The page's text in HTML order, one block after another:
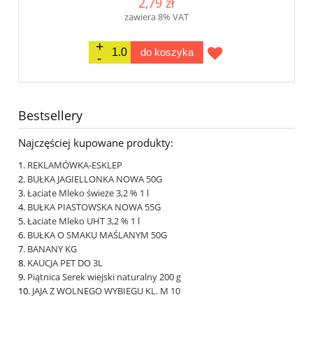
zawiera 8% VAT
do koszyka
Bestsellery
Najczęściej kupowane produkty:
REKLAMÓWKA-ESKLEP
BUŁKA JAGIELLONKA NOWA 50G
Łaciate Mleko świeże 3,2 % 1 l
BUŁKA PIASTOWSKA NOWA 55G
Łaciate Mleko UHT 3,2 % 1 l
BUŁKA O SMAKU MAŚLANYM 50G
BANANY KG
KAUCJA PET DO 3L
Piątnica Serek wiejski naturalny 200 g
JAJA Z WOLNEGO WYBIEGU KL. M 10